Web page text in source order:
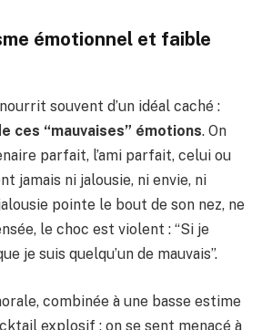
émotionnel et faible
souvent d’un idéal caché :
ces “mauvaises” émotions. On
parfait, l’ami parfait, celui ou
jamais ni jalousie, ni envie, ni
pointe le bout de son nez, ne
le choc est violent : “Si je
je suis quelqu’un de mauvais”.
combinée à une basse estime
explosif : on se sent menacé à